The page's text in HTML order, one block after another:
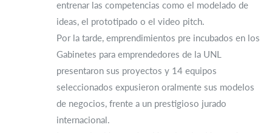
entrenar las competencias como el modelado de
ideas, el prototipado o el video pitch.
Por la tarde, emprendimientos pre incubados en los
Gabinetes para emprendedores de la UNL
presentaron sus proyectos y 14 equipos
seleccionados expusieron oralmente sus modelos
de negocios, frente a un prestigioso jurado
internacional.